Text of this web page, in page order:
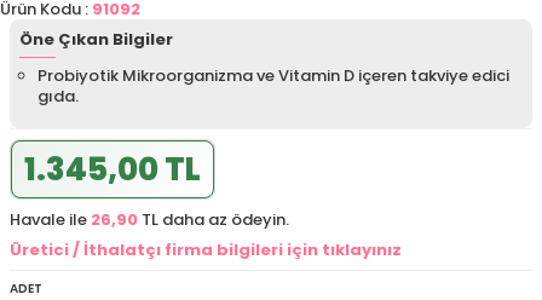
Ürün Kodu : 91092
Öne Çıkan Bilgiler
Probiyotik Mikroorganizma ve Vitamin D içeren takviye edici
gıda.
1.345,00 TL
Havale ile 26,90 TL daha az ödeyin.
Üretici / İthalatçı firma bilgileri için tıklayınız
ADET